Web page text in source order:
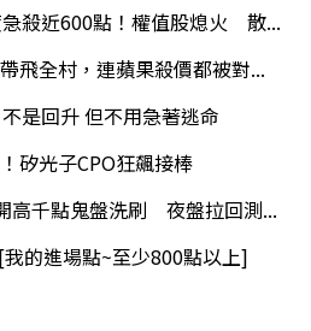
殺近600點！權值股熄火 散...
飛全村，連蘋果殺價都被對...
是回升 但不用急著逃命
矽光子CPO狂飆接棒
高千點鬼盤洗刷 夜盤拉回測...
的進場點~至少800點以上]